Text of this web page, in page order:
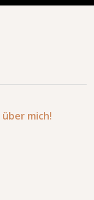
über mich!